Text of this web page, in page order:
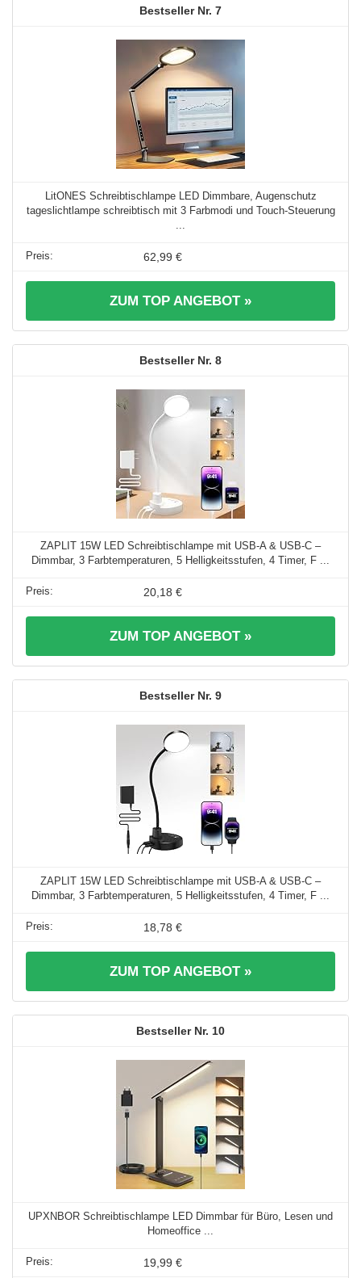
7
LitONES Schreibtischlampe LED Dimmbare, Augenschutz
tageslichtlampe schreibtisch mit 3 Farbmodi und Touch-Steuerung
62,99 €
ZUM TOP ANGEBOT »
8
ZAPLIT 15W LED Schreibtischlampe mit USB-A & USB-C –
Dimmbar, 3 Farbtemperaturen, 5 Helligkeitsstufen, 4 Timer, F ...
20,18 €
ZUM TOP ANGEBOT »
9
ZAPLIT 15W LED Schreibtischlampe mit USB-A & USB-C –
Dimmbar, 3 Farbtemperaturen, 5 Helligkeitsstufen, 4 Timer, F ...
18,78 €
ZUM TOP ANGEBOT »
10
UPXNBOR Schreibtischlampe LED Dimmbar für Büro, Lesen und
Homeoffice ...
19,99 €